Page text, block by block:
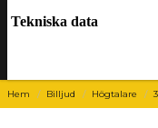
Hem Billjud Högtalare
Tekniska data